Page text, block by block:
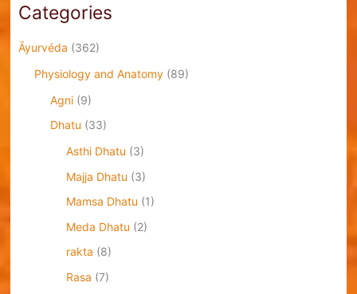
Categories
Āyurvéda (362)
Physiology and Anatomy(89)
Agni(9)
Dhatu (33)
Asthi Dhatu (3)
Majja Dhatu (3)
Mamsa Dhatu (1)
Meda Dhatu (2)
rakta (8)
Rasa (7)